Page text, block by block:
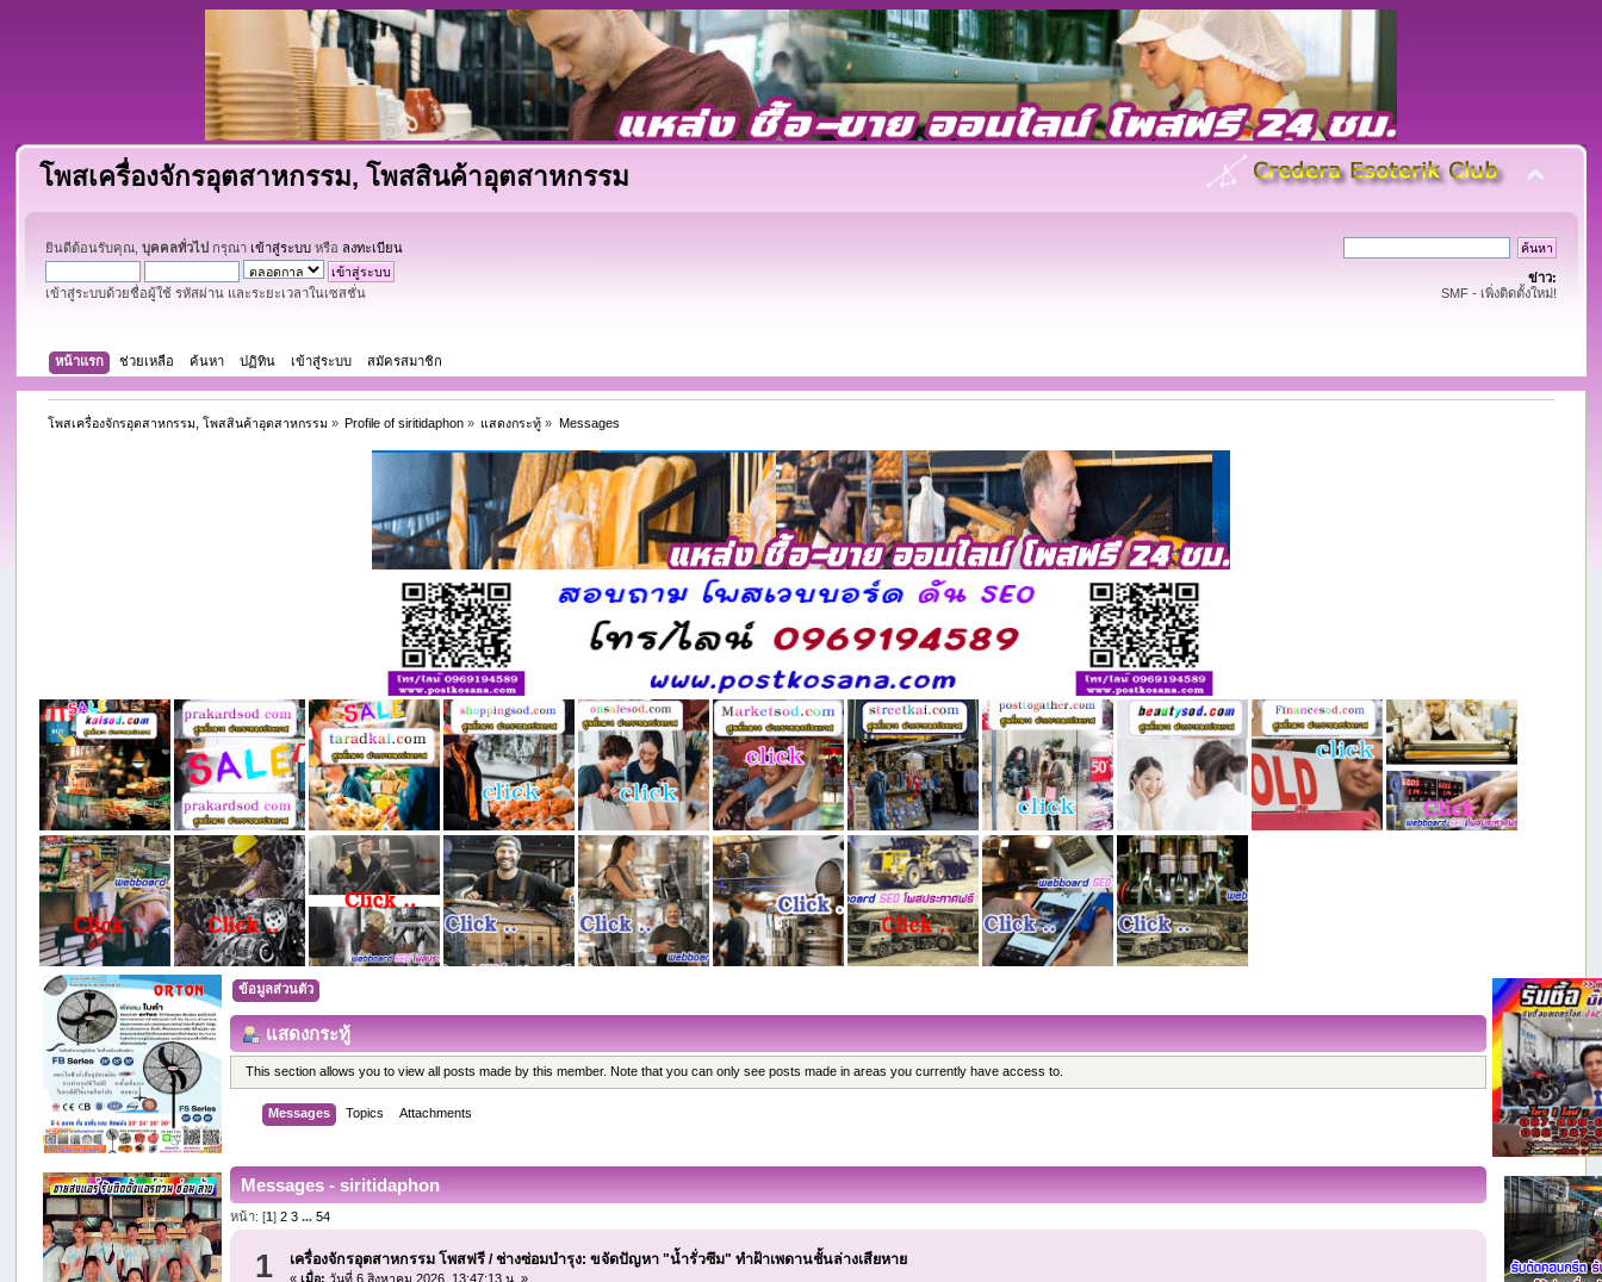
โพสเครื่องจักรอุตสาหกรรม, โพสสินค้าอุตสาหกรรม
ยินดีต้อนรับคุณ,บุคคลทั่วไป กรุณา เข้าสู่ระบบ หรือ ลงทะเบียน
เข้าสู่ระบบด้วยชื่อผู้ใช้ รหัสผ่าน และระยะเวลาในเซสชั่น
ข่าว:
SMF - เพิ่งติดตั้งใหม่!
หน้าแรก ช่วยเหลือ ค้นหา ปฏิทิน เข้าสู่ระบบ สมัครสมาชิก
โพสเครื่องจักรอุตสาหกรรม, โพสสินค้าอุตสาหกรรม » Profile of siritidaphon » แสดงกระทู้ » Messages
ข้อมูลส่วนตัว
แสดงกระทู้
This section allows you to view all posts made by this member. Note that you can only see posts made in areas you currently have access to.
Messages Topics Attachments
Messages - siritidaphon
หน้า: [1]2 3 ...54
1 เครื่องจักรอุตสาหกรรม โพสฟรี/ช่างซ่อมบำรุง: ขจัดปัญหา "น้ำรั่วซึม" ทำฝ้าเพดานชั้นล่างเสียหาย
« เมื่อ: วันที่ 6 สิงหาคม 2026, 13:47:13 น. »